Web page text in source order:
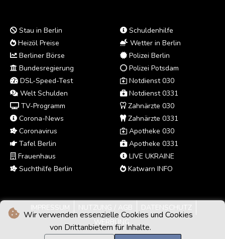
Wir verwenden essenzielle Cookies und Cookies
von Drittanbietern für Inhalte.
Stau in Berlin
Heizöl Preise
Berliner Börse
Bundesregierung
DSL-Speed-Test
Welt Schulden
TV-Programm
Corona-News
Coronavirus
Tafel Berlin
Frauenhaus
Suchthilfe Berlin
Schuldenhilfe
Wetter in Berlin
Polizei Berlin
Polizei Potsdam
Notdienst 030
Notdienst 0331
Zahnärzte 030
Zahnärzte 0331
Apotheke 030
Apotheke 0331
LIVE UKRAINE
Katwarn INFO
IMPRESSUM NUTZUNG / AGB
DATENSCHUTZ
WERBUNG